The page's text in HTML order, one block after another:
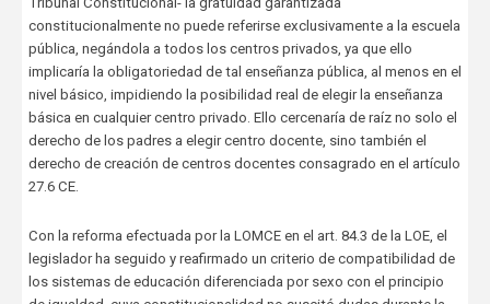
constitucionalmente no puede referirse exclusivamente a la escuela
pública, negándola a todos los centros privados, ya que ello
implicaría la obligatoriedad de tal enseñanza pública, al menos en el
nivel básico, impidiendo la posibilidad real de elegir la enseñanza
básica en cualquier centro privado. Ello cercenaría de raíz no solo el
derecho de los padres a elegir centro docente, sino también el
derecho de creación de centros docentes consagrado en el artículo
27.6 CE.
Con la reforma efectuada por la LOMCE en el art. 84.3 de la LOE, el
legislador ha seguido y reafirmado un criterio de compatibilidad de
los sistemas de educación diferenciada por sexo con el principio